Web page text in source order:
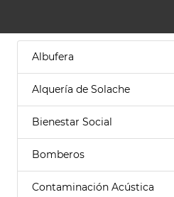
Albufera
Alquería de Solache
Bienestar Social
Bomberos
Contaminación Acústica